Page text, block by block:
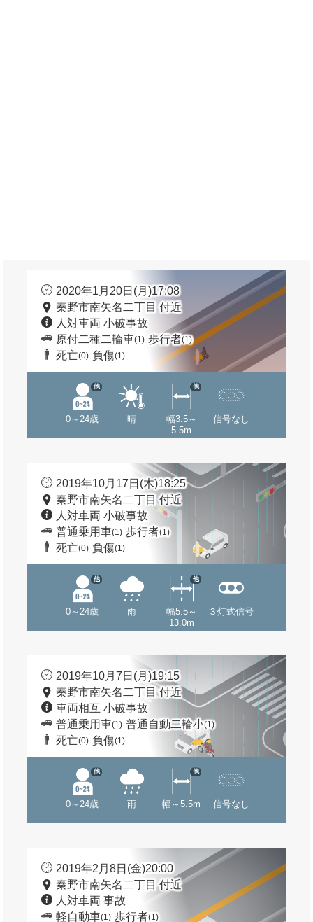
2020年1月20日(月)17:08
秦野市南矢名二丁目 付近
人対車両 小破事故
原付二種二輪車(1) 歩行者(1)
死亡(0) 負傷(1)
0～24歳
他
晴
幅3.5～
5.5m
他
信号なし
2019年10月17日(木)18:25
秦野市南矢名二丁目 付近
人対車両 小破事故
普通乗用車(1) 歩行者(1)
死亡(0) 負傷(1)
0～24歳
他
雨
幅5.5～
13.0m
他
３灯式信号
2019年10月7日(月)19:15
秦野市南矢名二丁目 付近
車両相互 小破事故
普通乗用車(1) 普通自動二輪小(1)
死亡(0) 負傷(1)
0～24歳
他
雨 幅～5.5m
他
信号なし
2019年2月8日(金)20:00
秦野市南矢名二丁目 付近
人対車両 事故
軽自動車(1) 歩行者(1)